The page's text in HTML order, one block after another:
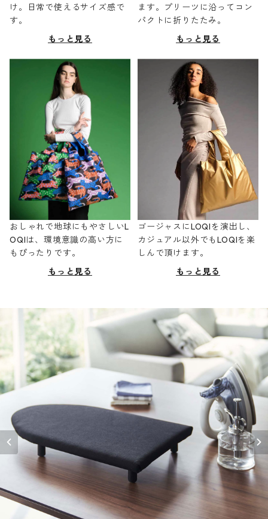
け。日常で使えるサイズ感で
す。
もっと見る
ます。プリーツに沿ってコン
パクトに折りたたみ。
もっと見る
おしゃれで地球にもやさしいL
OQIは、環境意識の高い方に
もぴったりです。
もっと見る
ゴージャスにLOQIを演出し、
カジュアル以外でもLOQIを楽
しんで頂けます。
もっと見る